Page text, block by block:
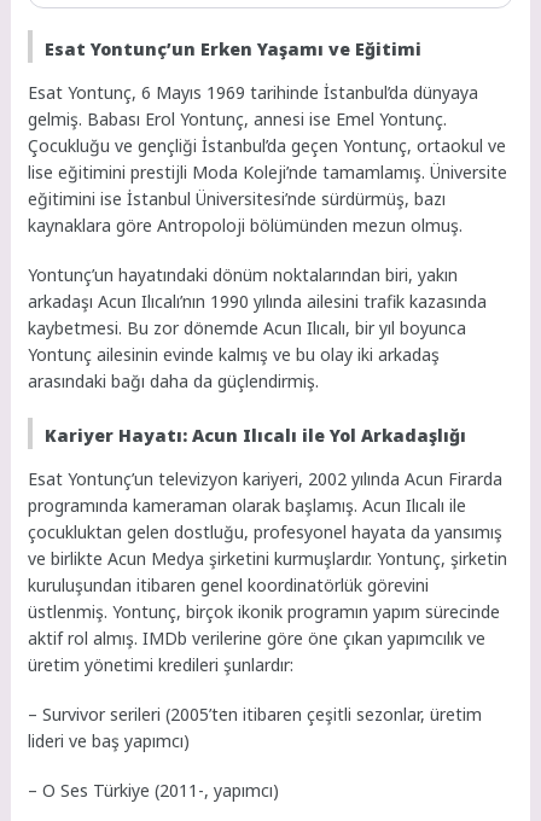
Esat Yontunç’un Erken Yaşamı ve Eğitimi
Esat Yontunç, 6 Mayıs 1969 tarihinde İstanbul’da dünyaya
gelmiş. Babası Erol Yontunç, annesi ise Emel Yontunç.
Çocukluğu ve gençliği İstanbul’da geçen Yontunç, ortaokul ve
lise eğitimini prestijli Moda Koleji’nde tamamlamış. Üniversite
eğitimini ise İstanbul Üniversitesi’nde sürdürmüş, bazı
kaynaklara göre Antropoloji bölümünden mezun olmuş.
Yontunç’un hayatındaki dönüm noktalarından biri, yakın
arkadaşı Acun Ilıcalı’nın 1990 yılında ailesini trafik kazasında
kaybetmesi. Bu zor dönemde Acun Ilıcalı, bir yıl boyunca
Yontunç ailesinin evinde kalmış ve bu olay iki arkadaş
arasındaki bağı daha da güçlendirmiş.
Kariyer Hayatı: Acun Ilıcalı ile Yol Arkadaşlığı
Esat Yontunç’un televizyon kariyeri, 2002 yılında Acun Firarda
programında kameraman olarak başlamış. Acun Ilıcalı ile
çocukluktan gelen dostluğu, profesyonel hayata da yansımış
ve birlikte Acun Medya şirketini kurmuşlardır. Yontunç, şirketin
kuruluşundan itibaren genel koordinatörlük görevini
üstlenmiş. Yontunç, birçok ikonik programın yapım sürecinde
aktif rol almış. IMDb verilerine göre öne çıkan yapımcılık ve
üretim yönetimi kredileri şunlardır:
– Survivor serileri (2005’ten itibaren çeşitli sezonlar, üretim
lideri ve baş yapımcı)
– O Ses Türkiye (2011-, yapımcı)